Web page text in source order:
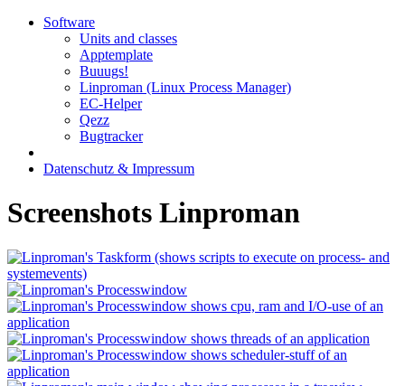
Software
Units and classes
Apptemplate
Buuugs!
Linproman (Linux Process Manager)
EC-Helper
Qezz
Bugtracker
Datenschutz & Impressum
Screenshots Linproman